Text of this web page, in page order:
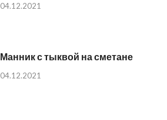
04.12.2021
Манник с тыквой на сметане
04.12.2021